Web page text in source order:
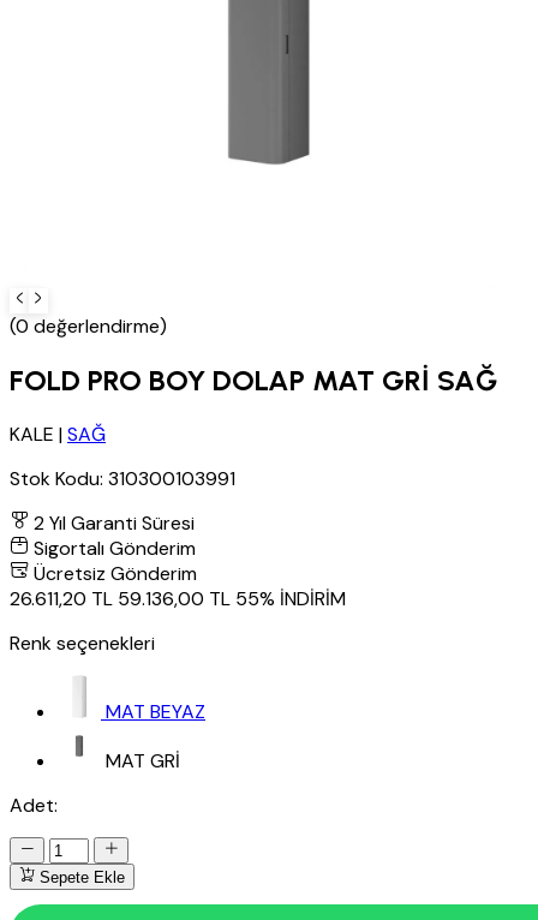
(0 değerlendirme)
FOLD PRO BOY DOLAP MAT GRİ SAĞ
KALE |SAĞ
Stok Kodu: 310300103991
2 Yıl Garanti Süresi
Sigortalı Gönderim
Ücretsiz Gönderim
26.611,20 TL 59.136,00 TL 55% İNDİRİM
Renk seçenekleri
MAT BEYAZ
MAT GRİ
Adet:
Sepete Ekle